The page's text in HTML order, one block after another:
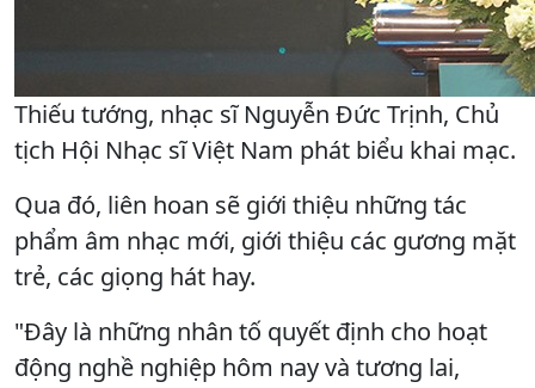
Thiếu tướng, nhạc sĩ Nguyễn Đức Trịnh, Chủ
tịch Hội Nhạc sĩ Việt Nam phát biểu khai mạc.
Qua đó, liên hoan sẽ giới thiệu những tác
phẩm âm nhạc mới, giới thiệu các gương mặt
trẻ, các giọng hát hay.
"Đây là những nhân tố quyết định cho hoạt
động nghề nghiệp hôm nay và tương lai,